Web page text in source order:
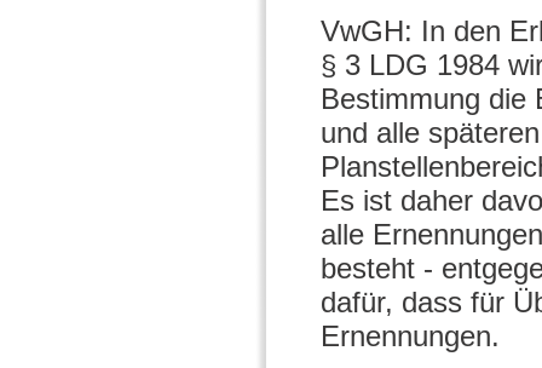
VwGH: In den
§ 3 LDG 1984
Bestimmung die
und alle
Es ist daher
alle
besteht -
dafür, dass für
Ernennungen.